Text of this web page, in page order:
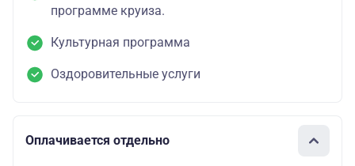
программе круиза.
Культурная программа
Оздоровительные услуги
Оплачивается отдельно